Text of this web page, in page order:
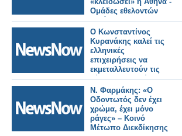
Ομάδες εθελοντών
κατά των
βανδαλισμών
επιστρατεύει το
υπουργείο.
Ο Κωνσταντίνος
Κυρανάκης καλεί τις
ελληνικές
επιχειρήσεις να
εκμεταλλευτούν τις
νέες προοπτικές και
να
δραστηριοποιηθούν
στην κατασκευή
τροχαίου υλικού στη
χώρα.
Ν. Φαρμάκης: «Ο
Οδοντωτός δεν έχει
χρώμα, έχει μόνο
ράγες» – Κοινό
Μέτωπο Διεκδίκησης